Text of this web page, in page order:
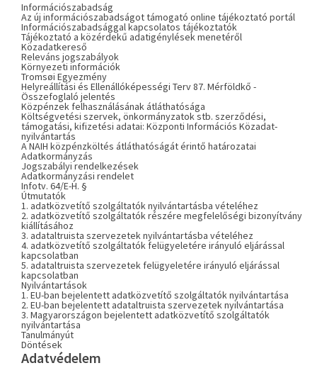
Információszabadság
Az új információszabadságot támogató online tájékoztató portál
Információszabadsággal kapcsolatos tájékoztatók
Tájékoztató a közérdekű adatigénylések menetéről
Közadatkereső
Releváns jogszabályok
Környezeti információk
Tromsøi Egyezmény
Helyreállítási és Ellenállóképességi Terv 87. Mérföldkő -
Összefoglaló jelentés
Közpénzek felhasználásának átláthatósága
Költségvetési szervek, önkormányzatok stb. szerződési,
támogatási, kifizetési adatai: Központi Információs Közadat-
nyilvántartás
A NAIH közpénzköltés átláthatóságát érintő határozatai
Adatkormányzás
Jogszabályi rendelkezések
Adatkormányzási rendelet
Infotv. 64/E-H. §
Útmutatók
1. adatközvetítő szolgáltatók nyilvántartásba vételéhez
2. adatközvetítő szolgáltatók részére megfelelőségi bizonyítvány
kiállításához
3. adataltruista szervezetek nyilvántartásba vételéhez
4. adatközvetítő szolgáltatók felügyeletére irányuló eljárással
kapcsolatban
5. adataltruista szervezetek felügyeletére irányuló eljárással
kapcsolatban
Nyilvántartások
1. EU-ban bejelentett adatközvetítő szolgáltatók nyilvántartása
2. EU-ban bejelentett adataltruista szervezetek nyilvántartása
3. Magyarországon bejelentett adatközvetítő szolgáltatók
nyilvántartása
Tanulmányút
Döntések
Adatvédelem